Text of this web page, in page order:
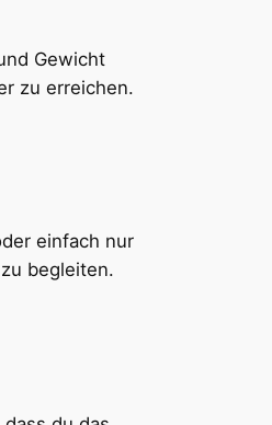
Gewicht
zu erreichen.
einfach nur
begleiten.